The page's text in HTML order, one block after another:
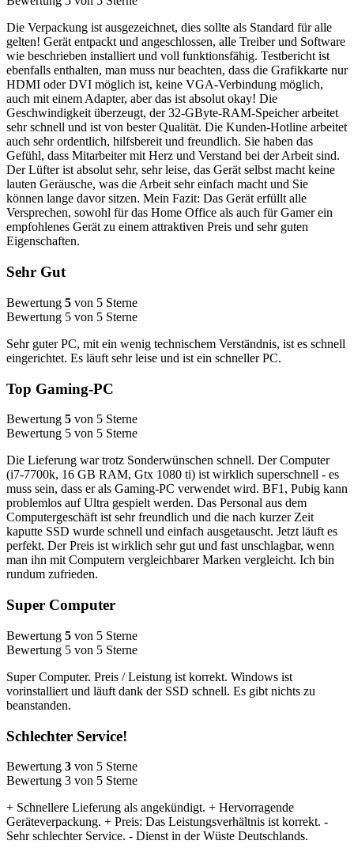
Die Verpackung ist ausgezeichnet, dies sollte als Standard für alle
gelten! Gerät entpackt und angeschlossen, alle Treiber und Software
wie beschrieben installiert und voll funktionsfähig. Testbericht ist
ebenfalls enthalten, man muss nur beachten, dass die Grafikkarte nur
HDMI oder DVI möglich ist, keine VGA-Verbindung möglich,
auch mit einem Adapter, aber das ist absolut okay! Die
Geschwindigkeit überzeugt, der 32-GByte-RAM-Speicher arbeitet
sehr schnell und ist von bester Qualität. Die Kunden-Hotline arbeitet
auch sehr ordentlich, hilfsbereit und freundlich. Sie haben das
Gefühl, dass Mitarbeiter mit Herz und Verstand bei der Arbeit sind.
Der Lüfter ist absolut sehr, sehr leise, das Gerät selbst macht keine
lauten Geräusche, was die Arbeit sehr einfach macht und Sie
können lange davor sitzen. Mein Fazit: Das Gerät erfüllt alle
Versprechen, sowohl für das Home Office als auch für Gamer ein
empfohlenes Gerät zu einem attraktiven Preis und sehr guten
Eigenschaften.
Sehr Gut
Bewertung 5 von 5 Sterne
Bewertung 5 von 5 Sterne
Sehr guter PC, mit ein wenig technischem Verständnis, ist es schnell
eingerichtet. Es läuft sehr leise und ist ein schneller PC.
Top Gaming-PC
Bewertung 5 von 5 Sterne
Bewertung 5 von 5 Sterne
Die Lieferung war trotz Sonderwünschen schnell. Der Computer
(i7-7700k, 16 GB RAM, Gtx 1080 ti) ist wirklich superschnell - es
muss sein, dass er als Gaming-PC verwendet wird. BF1, Pubig kann
problemlos auf Ultra gespielt werden. Das Personal aus dem
Computergeschäft ist sehr freundlich und die nach kurzer Zeit
kaputte SSD wurde schnell und einfach ausgetauscht. Jetzt läuft es
perfekt. Der Preis ist wirklich sehr gut und fast unschlagbar, wenn
man ihn mit Computern vergleichbarer Marken vergleicht. Ich bin
rundum zufrieden.
Super Computer
Bewertung 5 von 5 Sterne
Bewertung 5 von 5 Sterne
Super Computer. Preis / Leistung ist korrekt. Windows ist
vorinstalliert und läuft dank der SSD schnell. Es gibt nichts zu
beanstanden.
Schlechter Service!
Bewertung 3 von 5 Sterne
Bewertung 3 von 5 Sterne
+ Schnellere Lieferung als angekündigt. + Hervorragende
Geräteverpackung. + Preis: Das Leistungsverhältnis ist korrekt. -
Sehr schlechter Service. - Dienst in der Wüste Deutschlands.